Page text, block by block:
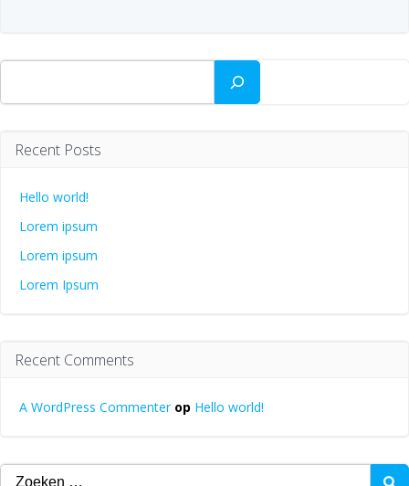
Zoeken
Recent Posts
Hello world!
Lorem ipsum
Lorem ipsum
Lorem Ipsum
Recent Comments
A WordPress Commenterop Hello world!
Zoeken